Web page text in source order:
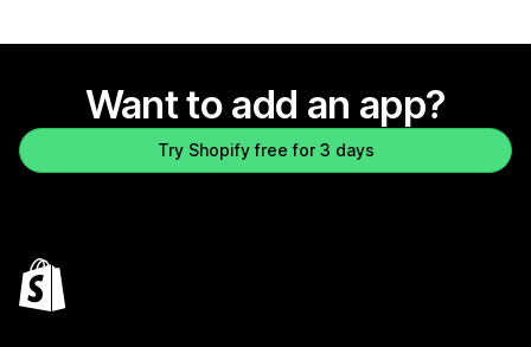
Want to add an app?
Try Shopify free for 3 days